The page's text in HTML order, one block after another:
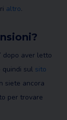
altro.
dopo aver letto
quindi sul sito
siete ancora
per trovare